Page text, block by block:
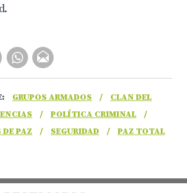
GRUPOS ARMADOS /
CLAN DEL
/ POLÍTICA CRIMINAL
/
PAZ
/ SEGURIDAD / PAZ TOTAL